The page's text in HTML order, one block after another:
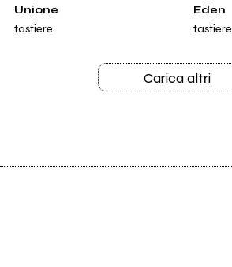
Unione
tastiere
Eden
tastiere
Carica altri